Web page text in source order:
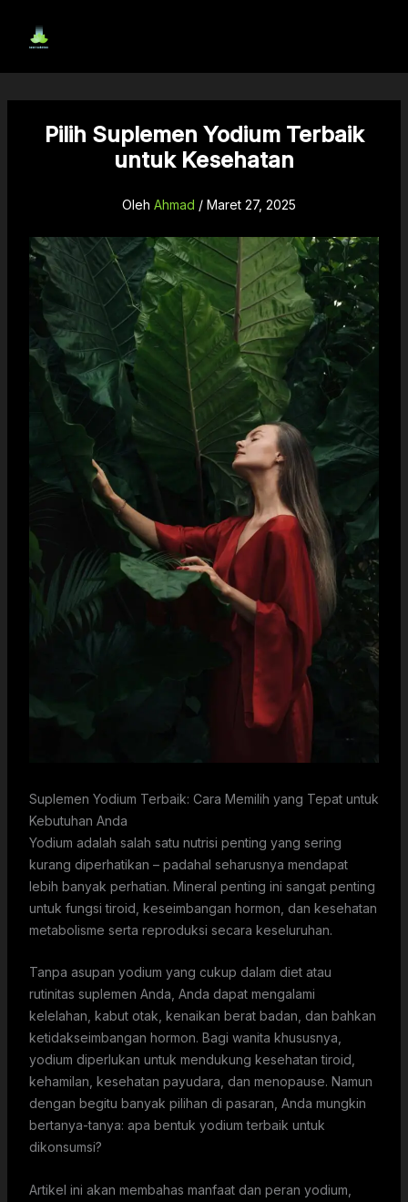
konten
Pilih Suplemen Yodium Terbaik
untuk Kesehatan
Oleh Ahmad / Maret 27, 2025
Suplemen Yodium Terbaik: Cara Memilih yang Tepat untuk
Kebutuhan Anda
Yodium adalah salah satu nutrisi penting yang sering
kurang diperhatikan – padahal seharusnya mendapat
lebih banyak perhatian. Mineral penting ini sangat penting
untuk fungsi tiroid, keseimbangan hormon, dan kesehatan
metabolisme serta reproduksi secara keseluruhan.
Tanpa asupan yodium yang cukup dalam diet atau
rutinitas suplemen Anda, Anda dapat mengalami
kelelahan, kabut otak, kenaikan berat badan, dan bahkan
ketidakseimbangan hormon. Bagi wanita khususnya,
yodium diperlukan untuk mendukung kesehatan tiroid,
kehamilan, kesehatan payudara, dan menopause. Namun
dengan begitu banyak pilihan di pasaran, Anda mungkin
bertanya-tanya: apa bentuk yodium terbaik untuk
dikonsumsi?
Artikel ini akan membahas manfaat dan peran yodium,